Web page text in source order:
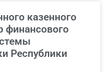
казенного
финансового
Республики